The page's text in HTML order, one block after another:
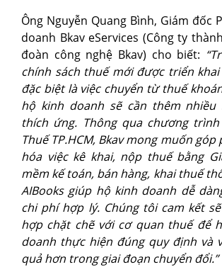
Ông Nguyễn Quang Bình, Giám đốc
doanh Bkav eServices (Công ty
đoàn công nghệ Bkav) cho biết:
chính sách thuế mới được triển
đặc biệt là việc chuyển từ thuế
hộ kinh doanh sẽ cần thêm
thích ứng. Thông qua chương
Thuế TP.HCM, Bkav mong muốn
hóa việc kê khai, nộp thuế bằng
mềm kế toán, bán hàng, khai thuế
AIBooks giúp hộ kinh doanh dễ
chi phí hợp lý. Chúng tôi cam kết
hợp chặt chẽ với cơ quan thuế để
doanh thực hiện đúng quy định và
quả hơn trong giai đoạn chuyển đổi.”